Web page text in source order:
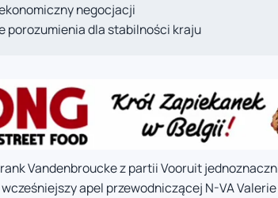
negocjacji
porozumienia dla stabilności kraju
Vandenbroucke z partii Vooruit
apel przewodniczącej N-VA